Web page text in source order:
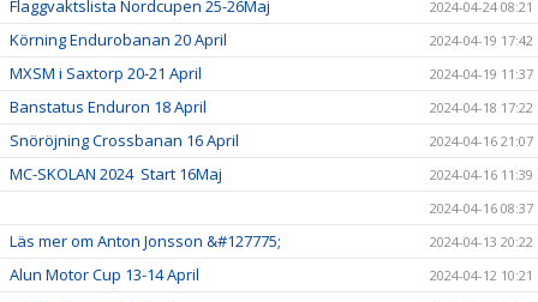
Flaggvaktslista Nordcupen 25-26Maj 2024-04-24 08:21
Körning Endurobanan 20 April 2024-04-19 17:42
MXSM i Saxtorp 20-21 April 2024-04-19 11:37
Banstatus Enduron 18 April 2024-04-18 17:22
Snöröjning Crossbanan 16 April 2024-04-16 21:07
MC-SKOLAN 2024 Start 16Maj
2024-04-16 11:39
2024-04-16 08:37
Läs mer om Anton Jonsson &#127775; 2024-04-13 20:22
Alun Motor Cup 13-14 April 2024-04-12 10:21